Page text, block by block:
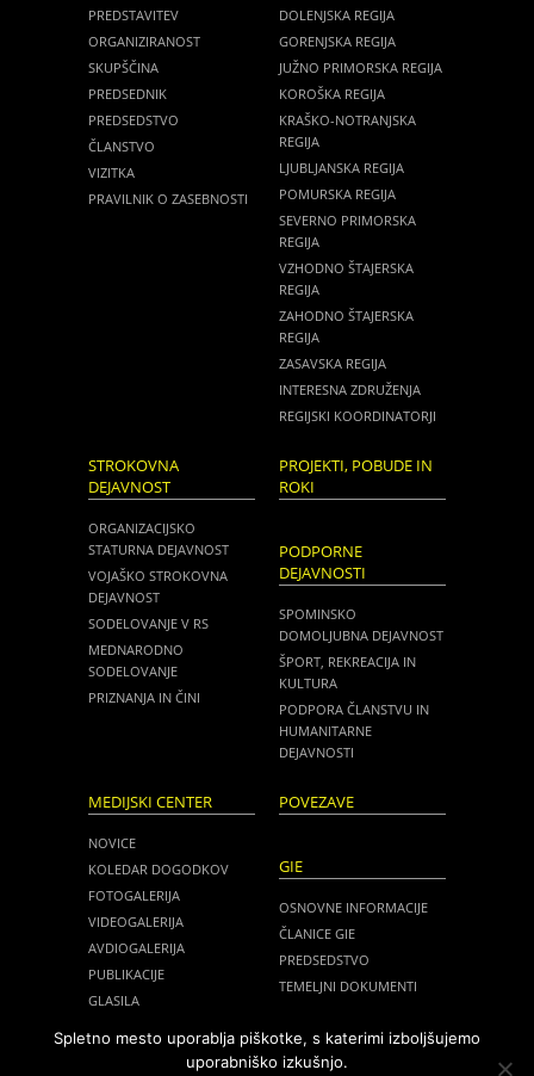
PREDSTAVITEV
ORGANIZIRANOST
SKUPŠČINA
PREDSEDNIK
PREDSEDSTVO
ČLANSTVO
VIZITKA
PRAVILNIK O ZASEBNOSTI
DOLENJSKA REGIJA
GORENJSKA REGIJA
JUŽNO PRIMORSKA REGIJA
KOROŠKA REGIJA
KRAŠKO-NOTRANJSKA
REGIJA
LJUBLJANSKA REGIJA
POMURSKA REGIJA
SEVERNO PRIMORSKA
REGIJA
VZHODNO ŠTAJERSKA
REGIJA
ZAHODNO ŠTAJERSKA
REGIJA
ZASAVSKA REGIJA
INTERESNA ZDRUŽENJA
REGIJSKI KOORDINATORJI
STROKOVNA
DEJAVNOST
ORGANIZACIJSKO
STATURNA DEJAVNOST
VOJAŠKO STROKOVNA
DEJAVNOST
SODELOVANJE V RS
MEDNARODNO
SODELOVANJE
PRIZNANJA IN ČINI
PROJEKTI, POBUDE IN
ROKI
PODPORNE
DEJAVNOSTI
SPOMINSKO
DOMOLJUBNA DEJAVNOST
ŠPORT, REKREACIJA IN
KULTURA
PODPORA ČLANSTVU IN
HUMANITARNE
DEJAVNOSTI
MEDIJSKI CENTER
NOVICE
KOLEDAR DOGODKOV
FOTOGALERIJA
VIDEOGALERIJA
AVDIOGALERIJA
PUBLIKACIJE
GLASILA
POVEZAVE
GIE
OSNOVNE INFORMACIJE
ČLANICE GIE
PREDSEDSTVO
TEMELJNI DOKUMENTI
ZASEDANJA
Spletno mesto uporablja piškotke, s katerimi izboljšujemo
uporabniško izkušnjo.